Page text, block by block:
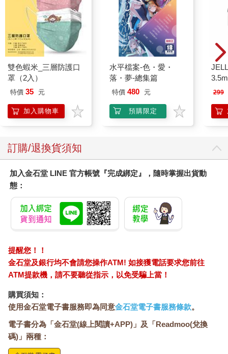
雙色蝦米_三層防護口
罩（2入）
特價 35 元
加入購物車
水平檔案-色・愛・
落・夢-總集篇
特價 480 元
預購限定
式
299
訂購/退換貨須知
加入金石堂 LINE 官方帳號『完成綁定』，隨時掌握出貨動
態：
提醒您！！
金石堂及銀行均不會請您操作ATM! 如接獲電話要求您前往
ATM提款機，請不要聽從指示，以免受騙上當！
購買須知：
使用金石堂電子書服務即為同意金石堂電子書服務條款。
電子書分為「金石堂(線上閱讀+APP)」及「Readmoo(兌換
碼)」兩種：